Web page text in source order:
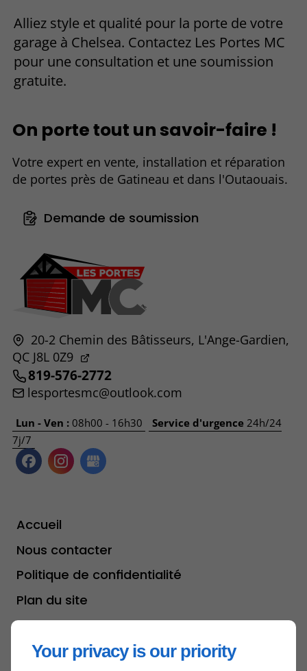
Your privacy is our priority
Alliez style et qualité pour la porte de votre
garage à Chelsea. Contactez Les Portes MC
pour une consultation et une soumission
gratuite.
20-2 Chemin des Bâtisseurs, L'Ange-Gardien,
QC J8L 0Z9
819-576-2772
lesportesmc@outlook.com
Lun - Ven :08h00 - 16h30 Service d'urgence 24h/24
7j/7
Accueil
Nous contacter
Politique de confidentialité
Plan du site
On porte tout un savoir-faire !
Votre expert en vente, installation et réparation
de portes près de Gatineau et dans l'Outaouais.
Demande de soumission